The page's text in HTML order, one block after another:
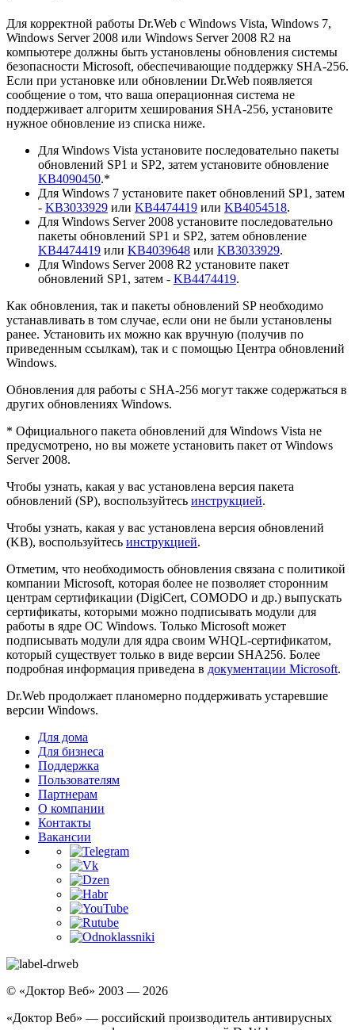
Для корректной работы Dr.Web с Windows Vista, Windows 7,
Windows Server 2008 или Windows Server 2008 R2 на
компьютере должны быть установлены обновления системы
безопасности Microsoft, обеспечивающие поддержку SHA-256.
Если при установке или обновлении Dr.Web появляется
сообщение о том, что ваша операционная система не
поддерживает алгоритм хеширования SHA-256, установите
нужное обновление из списка ниже.
Для Windows Vista установите последовательно пакеты
обновлений SP1 и SP2, затем установите обновление
KB4090450.*
Для Windows 7 установите пакет обновлений SP1, затем
- KB3033929 или KB4474419 или KB4054518.
Для Windows Server 2008 установите последовательно
пакеты обновлений SP1 и SP2, затем обновление
KB4474419 или KB4039648 или KB3033929.
Для Windows Server 2008 R2 установите пакет
обновлений SP1, затем - KB4474419.
Как обновления, так и пакеты обновлений SP необходимо
устанавливать в том случае, если они не были установлены
ранее. Установить их можно как вручную (получив по
приведенным ссылкам), так и с помощью Центра обновлений
Windows.
Обновления для работы с SHA-256 могут также содержаться в
других обновлениях Windows.
* Официального пакета обновлений для Windows Vista не
предусмотрено, но вы можете установить пакет от Windows
Server 2008.
Чтобы узнать, какая у вас установлена версия пакета
обновлений (SP), воспользуйтесь инструкцией.
Чтобы узнать, какая у вас установлена версия обновлений
(KB), воспользуйтесь инструкцией.
Отметим, что необходимость обновления связана с политикой
компании Microsoft, которая более не позволяет сторонним
центрам сертификации (DigiCert, COMODO и др.) выпускать
сертификаты, которыми можно подписывать модули для
работы в ядре ОС Windows. Только Microsoft может
подписывать модули для ядра своим WHQL-сертификатом,
который существует только в виде версии SHA256. Более
подробная информация приведена в документации Microsoft.
Dr.Web продолжает планомерно поддерживать устаревшие
версии Windows.
Для дома
Для бизнеса
Поддержка
Пользователям
Партнерам
О компании
Контакты
Вакансии
© «Доктор Веб» 2003 — 2026
«Доктор Веб» — российский производитель антивирусных